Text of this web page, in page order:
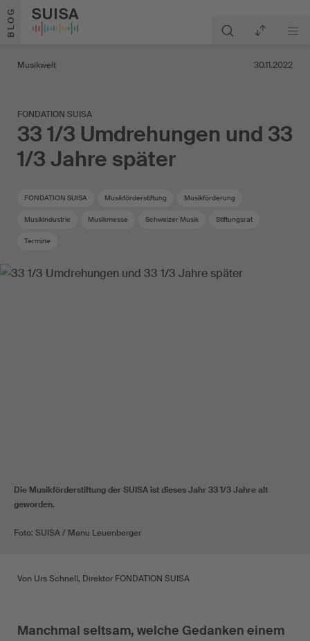
Zum Inhalt springen
BLOG
Musikwelt 30.11.2022
FONDATION SUISA
33 1/3 Umdrehungen und 33
1/3 Jahre später
FONDATION SUISA Musikförderstiftung Musikförderung
Musikindustrie Musikmesse Schweizer Musik Stiftungsrat
Termine
Die Musikförderstiftung der SUISA ist dieses Jahr 33 1/3 Jahre alt
geworden.
Foto: SUISA / Manu Leuenberger
Von Urs Schnell, Direktor FONDATION SUISA
Manchmal seltsam, welche Gedanken einem